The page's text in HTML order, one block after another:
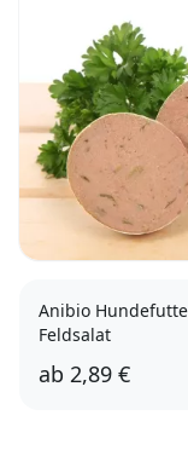
Anibio
Feldsalat
ab 2,89 €